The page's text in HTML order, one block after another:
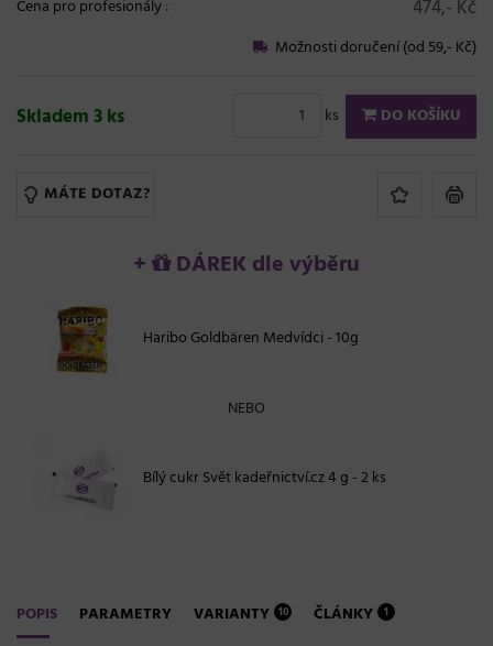
Cena pro profesionály: 474,- Kč
Možnosti doručení (od 59,- Kč)
Skladem 3 ks ks DO KOŠÍKU
MÁTE DOTAZ?
+ DÁREK dle výběru
Haribo Goldbären Medvídci - 10g
NEBO
Bílý cukr Svět kadeřnictví.cz 4 g - 2 ks
POPIS PARAMETRY VARIANTY 10 ČLÁNKY 1